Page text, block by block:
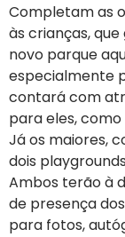
Completam as
às crianças,
novo parque
especialmente
contará com
para eles,
Já os maiores,
dois
Ambos terão à
de presença
para fotos,